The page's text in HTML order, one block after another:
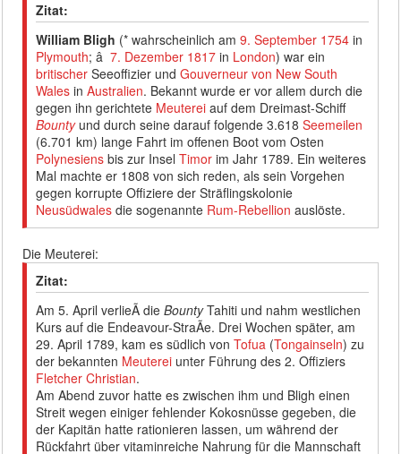
Zitat:
William Bligh (* wahrscheinlich am9. September 1754 in
Plymouth; â7. Dezember 1817 in London) war ein
britischer Seeoffizier undGouverneur von New South
Wales inAustralien. Bekannt wurde er vor allem durch die
gegen ihn gerichtete Meuterei auf dem Dreimast-Schiff
Bountyund durch seine darauf folgende 3.618Seemeilen
(6.701 km) lange Fahrt im offenen Boot vom Osten
Polynesiens bis zur InselTimor im Jahr 1789. Ein weiteres
Mal machte er 1808 von sich reden, als sein Vorgehen
gegen korrupte Offiziere der Sträflingskolonie
Neusüdwales die sogenannte Rum-Rebellion auslöste.
Die Meuterei:
Zitat:
Am 5. April verlieÃ dieBountyTahiti und nahm westlichen
Kurs auf die Endeavour-StraÃe. Drei Wochen später, am
29. April 1789, kam es südlich vonTofua (Tongainseln) zu
der bekannten Meuterei unter Führung des 2. Offiziers
Fletcher Christian.
Am Abend zuvor hatte es zwischen ihm und Bligh einen
Streit wegen einiger fehlender Kokosnüsse gegeben, die
der Kapitän hatte rationieren lassen, um während der
Rückfahrt über vitaminreiche Nahrung für die Mannschaft